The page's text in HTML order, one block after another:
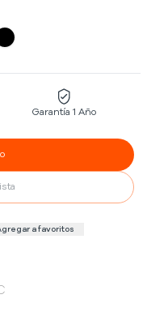
Garantía 1 Año
a favoritos